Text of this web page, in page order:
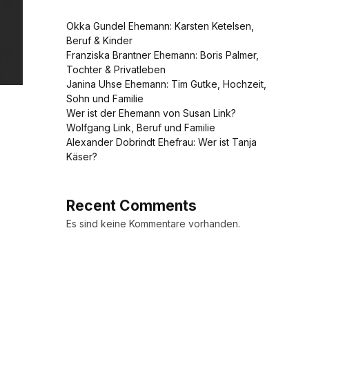
Okka Gundel Ehemann: Karsten Ketelsen,
Beruf & Kinder
Franziska Brantner Ehemann: Boris Palmer,
Tochter & Privatleben
Janina Uhse Ehemann: Tim Gutke, Hochzeit,
Sohn und Familie
Wer ist der Ehemann von Susan Link?
Wolfgang Link, Beruf und Familie
Alexander Dobrindt Ehefrau: Wer ist Tanja
Käser?
Recent Comments
Es sind keine Kommentare vorhanden.